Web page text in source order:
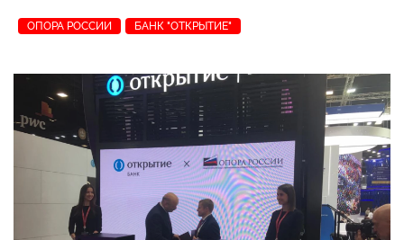
ОПОРА РОССИИ БАНК "ОТКРЫТИЕ"